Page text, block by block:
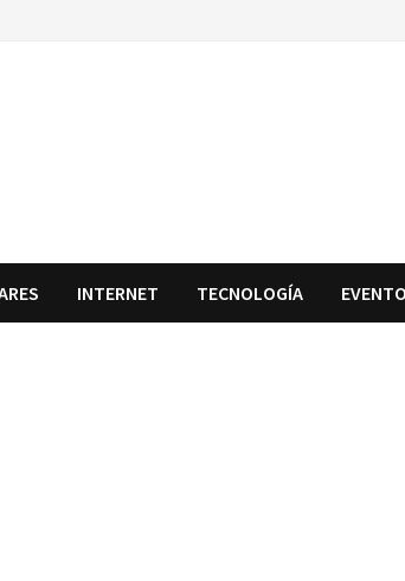
INTERNET TECNOLOGÍA